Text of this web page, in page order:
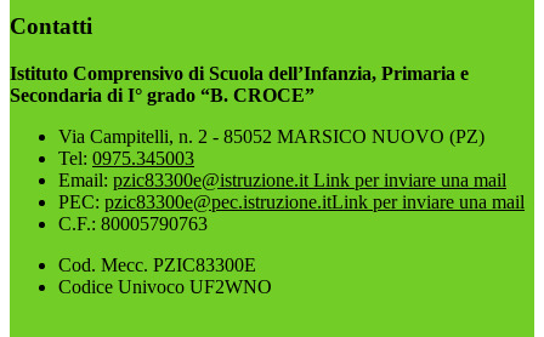
Contatti
Istituto Comprensivo di Scuola dell’Infanzia, Primaria e
Secondaria di I° grado “B. CROCE”
Via Campitelli, n. 2 - 85052 MARSICO NUOVO (PZ)
Tel: 0975.345003
Email: pzic83300e@istruzione.it Link per inviare una mail
PEC: pzic83300e@pec.istruzione.itLink per inviare una mail
C.F.: 80005790763
Cod. Mecc. PZIC83300E
Codice Univoco UF2WNO